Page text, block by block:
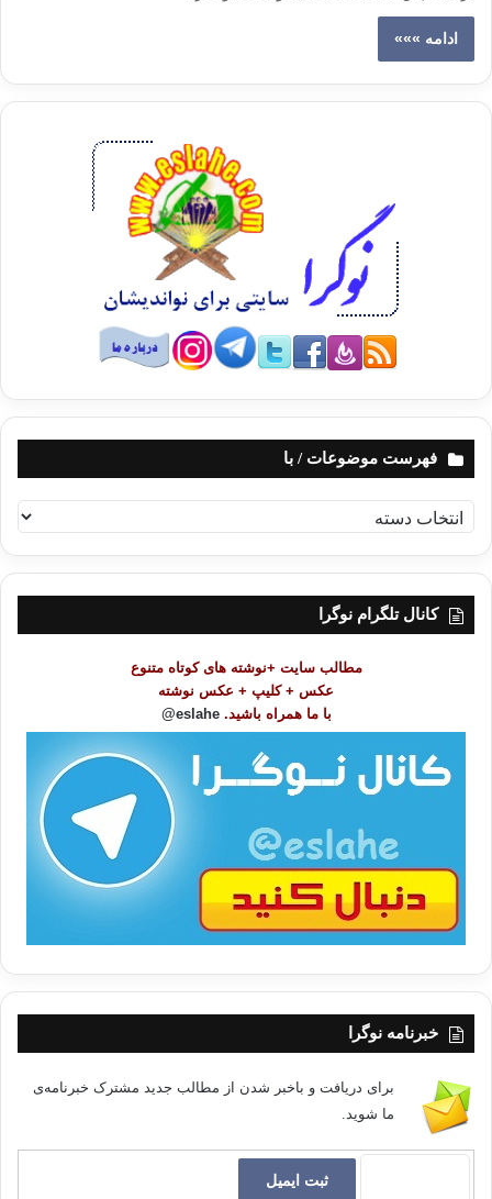
ادامه »»»
فهرست موضوعات / با
ه
ر
کانال تلگرام نوگرا
مطالب سایت +نوشته های کوتاه متنوع
عکس + کلیپ + عکس نوشته
با ما همراه باشید. eslahe@
خبرنامه نوگرا
برای دریافت و باخبر شدن از مطالب جدید مشترک خبرنامه‌ی
ما شوید.